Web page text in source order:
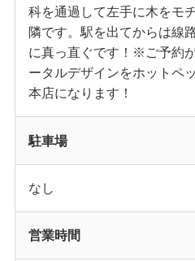
科を通過して左手に木をモ
隣です。駅を出てからは線
に真っ直ぐです！※ご予約
ータルデザインをホットペ
本店になります！
駐車場
なし
営業時間